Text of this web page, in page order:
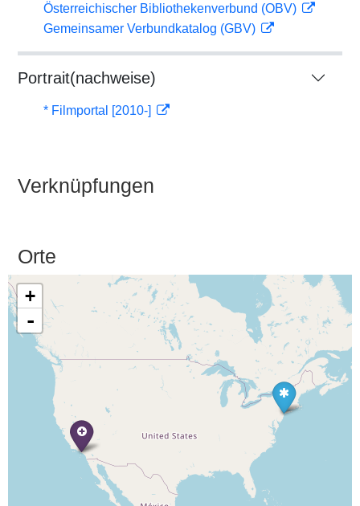
Österreichischer Bibliothekenverbund (OBV)
Gemeinsamer Verbundkatalog (GBV)
Portrait(nachweise)
* Filmportal [2010-]
Verknüpfungen
Orte
+
-